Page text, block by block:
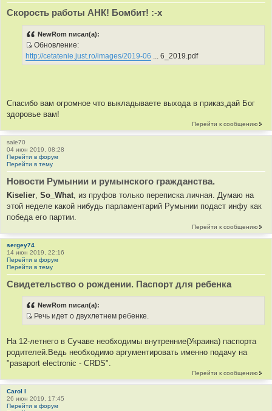
ц
и
т
а
т
ы
Скорость работы АНК! Бомбит! :-x
NewRom писал(а):
И
с
н
и
к
и
т
а
т
ы
Обновление:
http://cetatenie.just.ro/images/2019-06 ... 6_2019.pdf
Спасибо вам огромное что выкладываете выхода в приказ,дай Бог
здоровье вам!
Перейти к сообщению
sale70
04 июн 2019, 08:28
Перейти в форум
Перейти в тему
Новости Румынии и румынского гражданства.
Kiselier So_What , из пруфов только переписка личная. Думаю на
этой неделе какой нибудь парламентарий Румынии подаст инфу как
победа его партии.
Перейти к сообщению
sergey74
14 июн 2019, 22:16
Перейти в форум
Перейти в тему
Свидетельство о рождении. Паспорт для ребенка
NewRom писал(а):
И
т
о
ч
н
к
Речь идет о двухлетнем ребенке.
На 12-летнего в Сучаве необходимы внутренние(Украина) паспорта
родителей.Ведь необходимо аргументировать именно подачу на
"pasaport electronic - CRDS".
Перейти к сообщению
Carol I
26 июн 2019, 17:45
Перейти в форум